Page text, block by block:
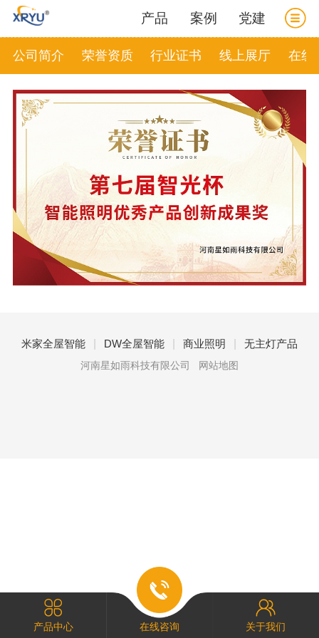
产品 案例 党建
公司简介 荣誉资质 行业证书 线上展厅 在线
米家全屋智能 | DW全屋智能 | 商业照明 | 无主灯产品
河南星如雨科技有限公司 网站地图
产品中心 在线咨询 关于我们